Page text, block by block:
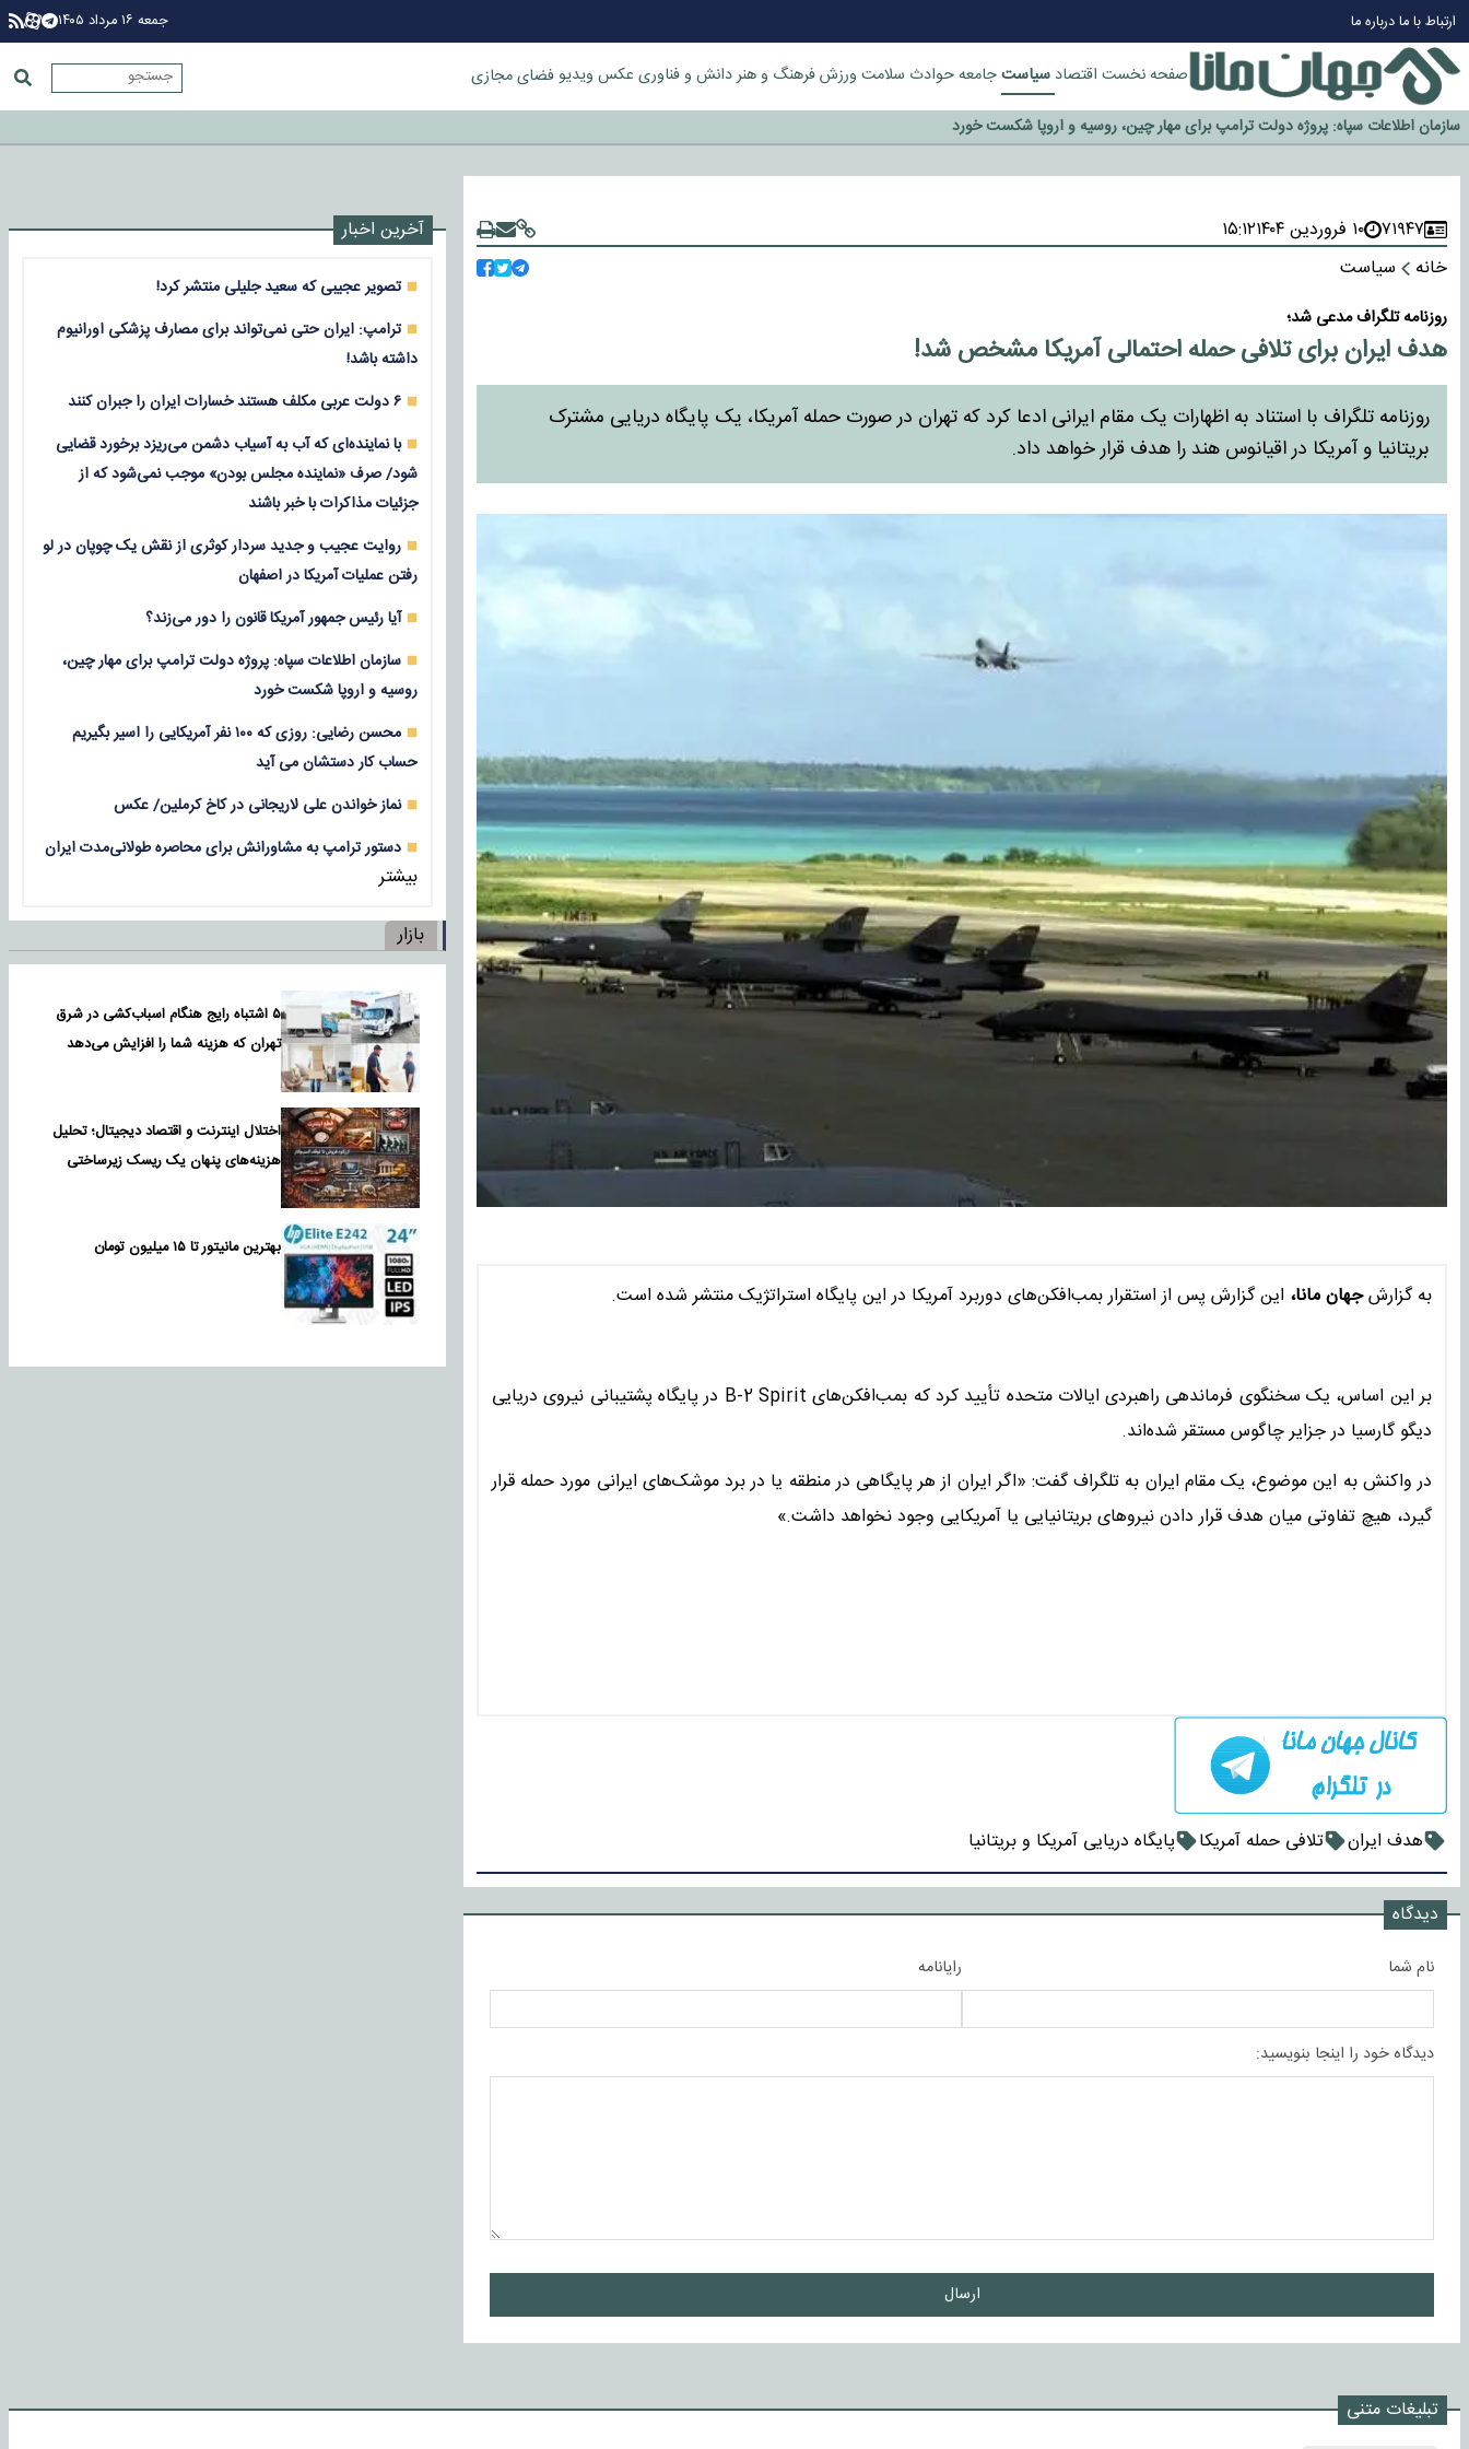
ارتباط با مادرباره ما جمعه ۱۶ مرداد ۱۴۰۵
صفحه نخست اقتصاد سیاستجامعهحوادث سلامت ورزشفرهنگ و هنردانش و فناوری عکس ویدیوفضای مجازی
چرا طلا دوباره افزایشی شد؟
گزینه جدایی اوسمار روی میز مدیران پرسپولیس
آیا رئیس جمهور آمریکا قانون را دور می‌زند؟
اخراج رسمی چهره نامدار از پرسپولیس
سازمان اطلاعات سپاه: پروژه دولت ترامپ برای مهار چین، روسیه و اروپا شکست خورد
۷۱۹۴۷ ۱۰ فروردین ۱۴۰۴
۱۵:۱۲
خانه
سیاست
روزنامه تلگراف مدعی شد؛
هدف ایران برای تلافی حمله احتمالی آمریکا مشخص شد!
روزنامه تلگراف با استناد به اظهارات یک مقام ایرانی ادعا کرد که تهران در صورت حمله آمریکا، یک پایگاه دریایی مشترک
بریتانیا و آمریکا در اقیانوس هند را هدف قرار خواهد داد.
به گزارشجهان مانا، این گزارش پس از استقرار بمب‌افکن‌های دوربرد آمریکا در این پایگاه استراتژیک منتشر شده است.
بر این اساس، یک سخنگوی فرماندهی راهبردی ایالات متحده تأیید کرد که بمب‌افکن‌های B-2 Spirit در پایگاه پشتیبانی نیروی دریایی
دیگو گارسیا در جزایر چاگوس مستقر شده‌اند.
در واکنش به این موضوع، یک مقام ایران به تلگراف گفت: «اگر ایران از هر پایگاهی در منطقه یا در برد موشک‌های ایرانی مورد حمله قرار
گیرد، هیچ تفاوتی میان هدف قرار دادن نیروهای بریتانیایی یا آمریکایی وجود نخواهد داشت.»
هدف ایران تلافی حمله آمریکا پایگاه دریایی آمریکا و بریتانیا
دیدگاه
نام شما رایانامه
دیدگاه خود را اینجا بنویسید:
ارسال
آخرین اخبار
تصویر عجیبی که سعید جلیلی منتشر کرد!
ترامپ: ایران حتی نمی‌تواند برای مصارف پزشکی اورانیوم
داشته باشد!
۶ دولت عربی مکلف هستند خسارات ایران را جبران کنند
با نماینده‌ای که آب به آسیاب دشمن می‌ریزد برخورد قضایی
شود/ صرف «نماینده مجلس بودن» موجب نمی‌شود که از
جزئیات مذاکرات با خبر باشند
روایت عجیب و جدید سردار کوثری از نقش یک چوپان در لو
رفتن عملیات آمریکا در اصفهان
آیا رئیس جمهور آمریکا قانون را دور می‌زند؟
سازمان اطلاعات سپاه: پروژه دولت ترامپ برای مهار چین،
روسیه و اروپا شکست خورد
محسن رضایی: روزی که ۱۰۰ نفر آمریکایی را اسیر بگیریم
حساب کار دستشان می آید
نماز خواندن علی لاریجانی در کاخ کرملین/ عکس
دستور ترامپ به مشاورانش برای محاصره طولانی‌مدت ایران
بیشتر
بازار
۵ اشتباه رایج هنگام اسباب‌کشی در شرق
تهران که هزینه شما را افزایش می‌دهد
اختلال اینترنت و اقتصاد دیجیتال؛ تحلیل
هزینه‌های پنهان یک ریسک زیرساختی
بهترین مانیتور تا ۱۵ میلیون تومان
تبلیغات متنی